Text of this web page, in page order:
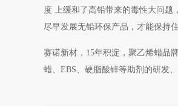
度 上缓和了高铅带来的毒性大问
尽早发展无铅环保产品，才能保持
赛诺新材，15年积淀，聚乙烯蜡品
蜡、EBS、硬脂酸锌等助剂的研发